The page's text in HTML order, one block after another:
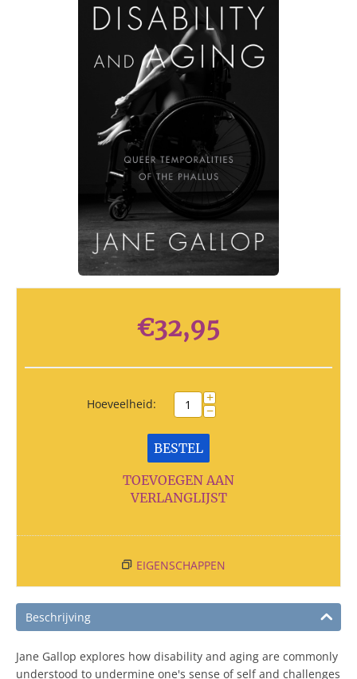
€32,95
Hoeveelheid: +
−
BESTEL
TOEVOEGEN AAN
VERLANGLIJST
EIGENSCHAPPEN
Beschrijving
Jane Gallop explores how disability and aging are commonly
understood to undermine one's sense of self and challenges